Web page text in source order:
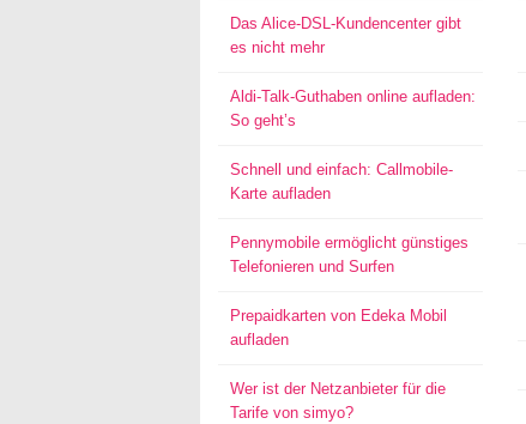
Das Alice-DSL-Kundencenter gibt
es nicht mehr
Aldi-Talk-Guthaben online aufladen:
So geht’s
Schnell und einfach: Callmobile-
Karte aufladen
Pennymobile ermöglicht günstiges
Telefonieren und Surfen
Prepaidkarten von Edeka Mobil
aufladen
Wer ist der Netzanbieter für die
Tarife von simyo?